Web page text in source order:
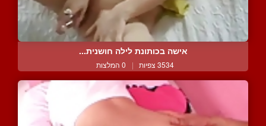
אישה בכותונת לילה חושנית...
3534 צפיות | 0 המלצות